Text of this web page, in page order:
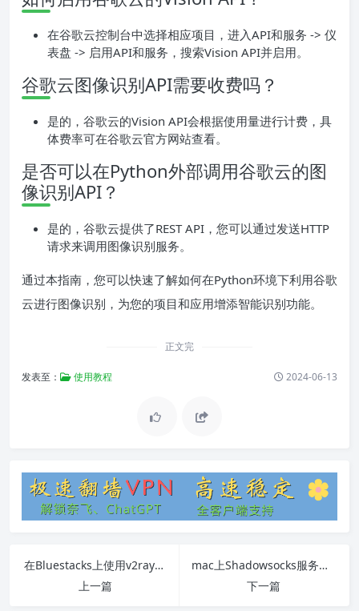
在谷歌云控制台中选择相应项目，进入API和服务 -> 仪
表盘 -> 启用API和服务，搜索Vision API并启用。
谷歌云图像识别API需要收费吗？
是的，谷歌云的Vision API会根据使用量进行计费，具
体费率可在谷歌云官方网站查看。
是否可以在Python外部调用谷歌云的图
像识别API？
是的，谷歌云提供了REST API，您可以通过发送HTTP
请求来调用图像识别服务。
通过本指南，您可以快速了解如何在Python环境下利用谷歌
云进行图像识别，为您的项目和应用增添智能识别功能。
正文完
发表至： 使用教程 2024-06-13
在Bluestacks上使用v2ray进行科学上网
上一篇
mac上Shadowsocks服务器搭建与使用教程
下一篇